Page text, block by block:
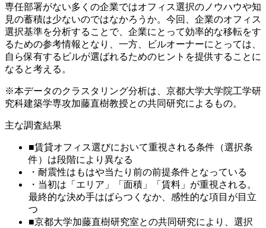
専任部署がない多くの企業ではオフィス選択のノウハウや知
見の蓄積は少ないのではなかろうか。今回、企業のオフィス
選択基準を分析することで、企業にとって効率的な移転をす
るための参考情報となり、一方、ビルオーナーにとっては、
自ら保有するビルが選ばれるためのヒントを提供することに
なると考える。
※本データのクラスタリング分析は、京都大学大学院工学研
究科建築学専攻加藤直樹教授との共同研究によるもの。
主な調査結果
■賃貸オフィス選びにおいて重視される条件（選択条
件）は段階により異なる
・耐震性はもはや当たり前の前提条件となっている
・当初は「エリア」「面積」「賃料」が重視される。
最終的な決め手はばらつくなか、感性的な項目が目立
つ
■京都大学加藤直樹研究室との共同研究により、選択